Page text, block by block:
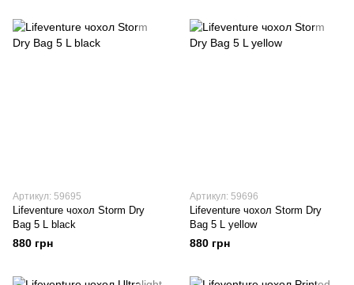
Артикул: 59695
Lifeventure чохол Storm Dry
Bag 5 L black
880 грн
Артикул: 59696
Lifeventure чохол Storm Dry
Bag 5 L yellow
880 грн